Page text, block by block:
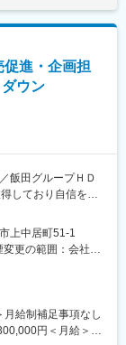
論理的思考力と課
否判断や企業間の
相談され、解決を
業界出身者も安心
ど、働きやすさ向
パニー。金融機関
供し、経済活動を
促進・企画担
ウン
飯田グループＨＤ
しており自信をも
ーミングガーデ
反響営業で、週末
きます。
内／ローン／契約
上中居町51-1
更の範囲：会社の
給制補足事項なし
円＜月給＞